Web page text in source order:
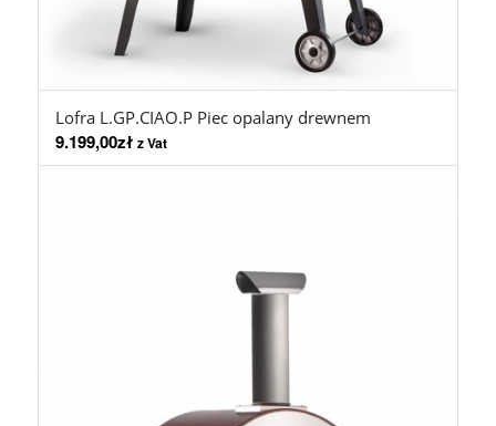
Lofra L.GP.CIAO.P Piec opalany drewnem
9.199,00zł z Vat